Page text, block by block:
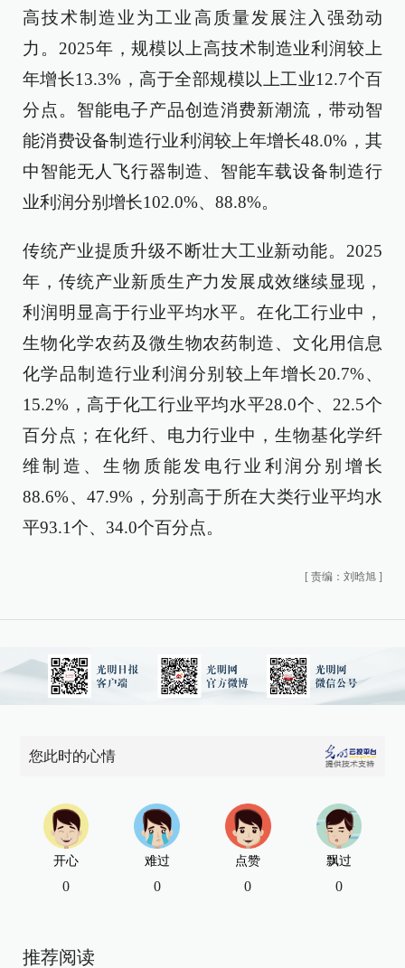
高技术制造业为工业高质量发展注入强劲动
力。2025年，规模以上高技术制造业利润较上
年增长13.3%，高于全部规模以上工业12.7个百
分点。智能电子产品创造消费新潮流，带动智
能消费设备制造行业利润较上年增长48.0%，其
中智能无人飞行器制造、智能车载设备制造行
业利润分别增长102.0%、88.8%。
传统产业提质升级不断壮大工业新动能。2025
年，传统产业新质生产力发展成效继续显现，
利润明显高于行业平均水平。在化工行业中，
生物化学农药及微生物农药制造、文化用信息
化学品制造行业利润分别较上年增长20.7%、
15.2%，高于化工行业平均水平28.0个、22.5个
百分点；在化纤、电力行业中，生物基化学纤
维制造、生物质能发电行业利润分别增长
88.6%、47.9%，分别高于所在大类行业平均水
平93.1个、34.0个百分点。
[ 责编：刘晗旭 ]
您此时的心情
开心
0
难过
0
点赞
0
飘过
0
推荐阅读